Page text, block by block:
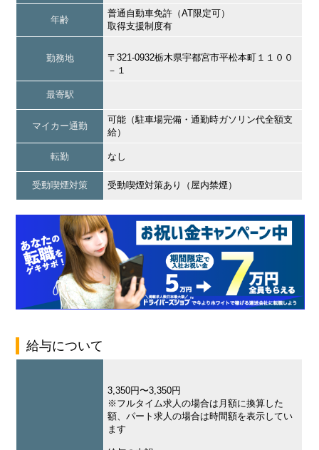
年齢
普通自動車免許（AT限定可）
取得支援制度有
勤務地
〒321-0932栃木県宇都宮市平松本町１１００
－１
最寄駅
マイカー通勤
可能（駐車場完備・通勤時ガソリン代全額支
給）
転勤 なし
受動喫煙対策 受動喫煙対策あり（屋内禁煙）
給与について
3,350円〜3,350円
※フルタイム求人の場合は月額に換算した
額、パート求人の場合は時間額を表示してい
ます